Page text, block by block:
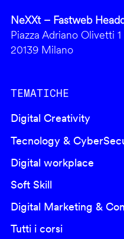
NeXXt – Fastweb
Piazza Adriano Olivetti 1
20139 Milano
TEMATICHE
Digital Creativity
Tecnology &
Digital workplace
Soft Skill
Digital Marketing &
Tutti i corsi